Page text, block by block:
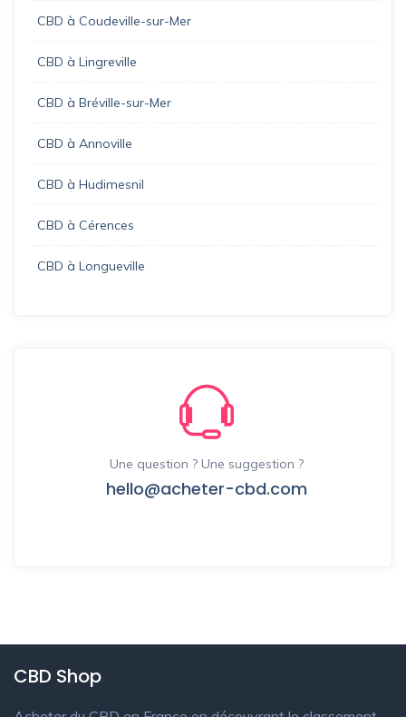
CBD à Coudeville-sur-Mer
CBD à Lingreville
CBD à Bréville-sur-Mer
CBD à Annoville
CBD à Hudimesnil
CBD à Cérences
CBD à Longueville
Une question ? Une suggestion ?
hello@acheter-cbd.com
CBD Shop